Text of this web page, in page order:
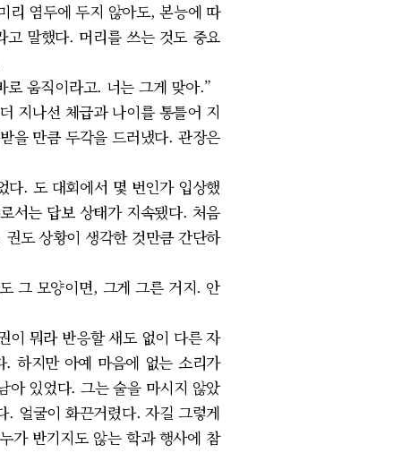
리 염두에 두지 않아도, 본능에 따
말했다. 머리를 쓰는 것도 중요
로 움직이라고. 너는 그게 맞아.”
지나선 체급과 나이를 통틀어 지
을 만큼 두각을 드러냈다. 관장은
다. 도 대회에서 몇 번인가 입상했
서는 답보 상태가 지속됐다. 처음
도 상황이 생각한 것만큼 간단하
그 모양이면, 그게 그른 거지. 안
이 뭐라 반응할 새도 없이 다른 자
하지만 아예 마음에 없는 소리가
아 있었다. 그는 술을 마시지 않았
. 얼굴이 화끈거렸다. 자길 그렇게
가 반기지도 않는 학과 행사에 참